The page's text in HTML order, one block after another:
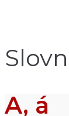
A, á